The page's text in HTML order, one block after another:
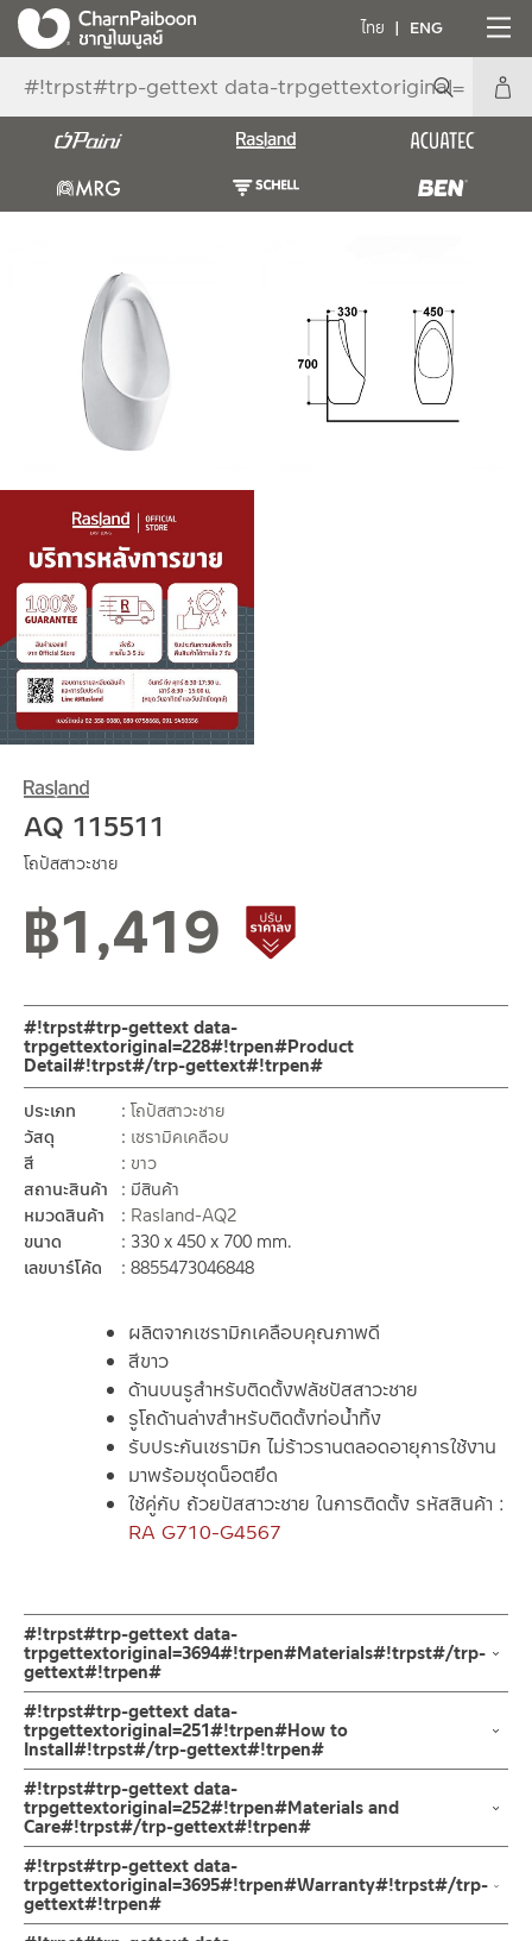
ไทย ENG
AQ 115511
โถปัสสาวะชาย
฿1,419
ผลิตจากเซรามิกเคลือบคุณภาพดี
สีขาว
ด้านบนรูสำหรับติดตั้งฟลัชปัสสาวะชาย
รูโถด้านล่างสำหรับติดตั้งท่อน้ำทิ้ง
รับประกันเซรามิก ไม่ร้าวรานตลอดอายุการใช้งาน
มาพร้อมชุดน็อตยึด
ใช้คู่กับ ถ้วยปัสสาวะชาย ในการติดตั้ง รหัสสินค้า :
RA G710-G4567
#!trpst#trp-gettext data-
trpgettextoriginal=228#!trpen#Product
Detail#!trpst#/trp-gettext#!trpen#
ประเภท
โถปัสสาวะชาย
วัสดุ
เซรามิคเคลือบ
สี
ขาว
สถานะสินค้า
มีสินค้า
หมวดสินค้า
Rasland-AQ2
ขนาด
330 x 450 x 700 mm.
เลขบาร์โค้ด
8855473046848
#!trpst#trp-gettext data-
trpgettextoriginal=3694#!trpen#Materials#!trpst#/trp-
gettext#!trpen#
ผลิตจากเซรามิกเคลือบคุณภาพดี
#!trpst#trp-gettext data-
trpgettextoriginal=251#!trpen#How to
Install#!trpst#/trp-gettext#!trpen#
แขวนกำแพง ท่อน้ำทิ้งลงพื้น
#!trpst#trp-gettext data-
trpgettextoriginal=252#!trpen#Materials and
Care#!trpst#/trp-gettext#!trpen#
ห้ามใช้วัสดุผิวหยาบขัดที่พื้นผิวสินค้า
#!trpst#trp-gettext data-
trpgettextoriginal=3695#!trpen#Warranty#!trpst#/trp-
gettext#!trpen#
รับประกันเซรามิคไม่ร้าวราน ตลอดอายุการใช้งาน